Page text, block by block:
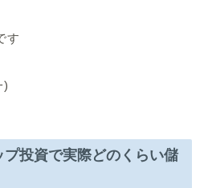
す
)
投資で実際どのくらい儲